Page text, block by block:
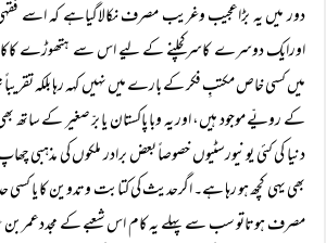
دور میں یہ بڑاعجیب وغریب مصرف نکالاگیاہے کہ اسے فقہی
اورایک دوسرے کاسرکچلنے کے لیے اس سے ہتھوڑے
میں کسی خاص مکتبِ فکر کے بارے میں نہیں کہہ رہا بلکہ
کے رویّے موجود ہیں، اور یہ وبا پاکستان یا برّ صغیر کے
دنیا کی کئی یونیورسٹیوں خصوصاً بعض برادر ملکوں کی مذہبی
بھی یہی کچھ ہو رہا ہے۔ اگرحدیث کی کتابت وتدوین کا یا کسی
مصرف ہوتاتو سب سے پہلے یہ کام اس شعبے کے مجددعمربن